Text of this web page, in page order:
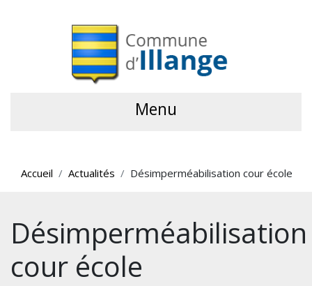
Menu
Accueil Actualités Désimperméabilisation cour école
Désimperméabilisation
cour école